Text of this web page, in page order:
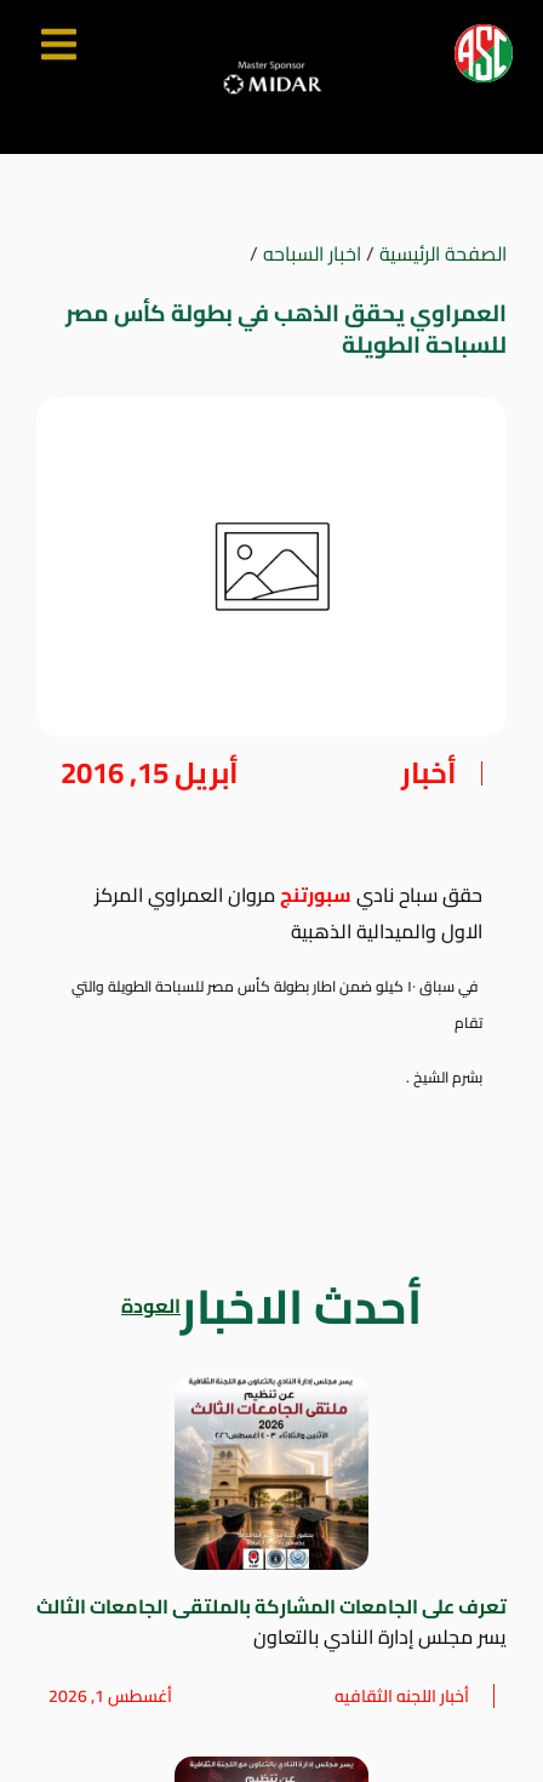
الصفحة الرئيسية/اخبار السباحه/
العمراوي يحقق الذهب في بطولة كأس مصر
للسباحة الطويلة
أخبار أبريل 15, 2016
حقق سباح ناديسبورتنجمروان العمراوي المركز
الاول والميدالية الذهبية
في سباق ١٠ كيلو
ضمن اطار بطولة كأس مصر للسباحة الطويلة والتي
تقام
بشرم الشيخ .
أحدث الاخبارالعودة
تعرف على الجامعات المشاركة بالملتقى الجامعات الثالث
يسر مجلس إدارة النادي بالتعاون
أخبار اللجنه الثقافيه أغسطس 1, 2026